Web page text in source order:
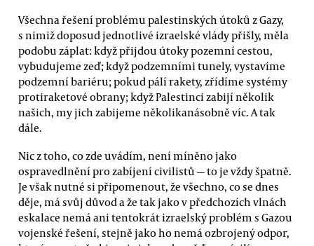
Všechna řešení problému palestinských útoků z Gazy,
s nimiž doposud jednotlivé izraelské vlády přišly, měla
podobu záplat: když přijdou útoky pozemní cestou,
vybudujeme zeď; když podzemními tunely, vystavíme
podzemní bariéru; pokud pálí rakety, zřídíme systémy
protiraketové obrany; když Palestinci zabijí několik
našich, my jich zabijeme několikanásobně víc. A tak
dále.
Nic z toho, co zde uvádím, není míněno jako
ospravedlnění pro zabíjení civilistů — to je vždy špatně.
Je však nutné si připomenout, že všechno, co se dnes
děje, má svůj důvod a že tak jako v předchozích vlnách
eskalace nemá ani tentokrát izraelský problém s Gazou
vojenské řešení, stejně jako ho nemá ozbrojený odpor,